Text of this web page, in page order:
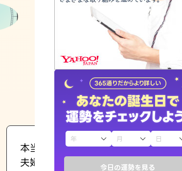
今日の運勢を見る
占いの流れ
おすすめの占い師
よくある質問
えもじの子（占）12星座占い
本当に相談してよかったです。今は
夫婦で乗り越える時期ですね。頑